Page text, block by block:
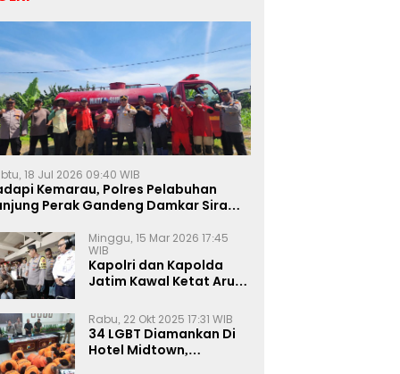
18 Jul 2026 09:40 WIB
Kemarau, Polres Pelabuhan
Perak Gandeng Damkar Siram
Minggu, 15 Mar 2026 17:45
WIB
Kapolri dan Kapolda
Jatim Kawal Ketat Arus
Rabu, 22 Okt 2025 17:31 WIB
34 LGBT Diamankan Di
Hotel Midtown,